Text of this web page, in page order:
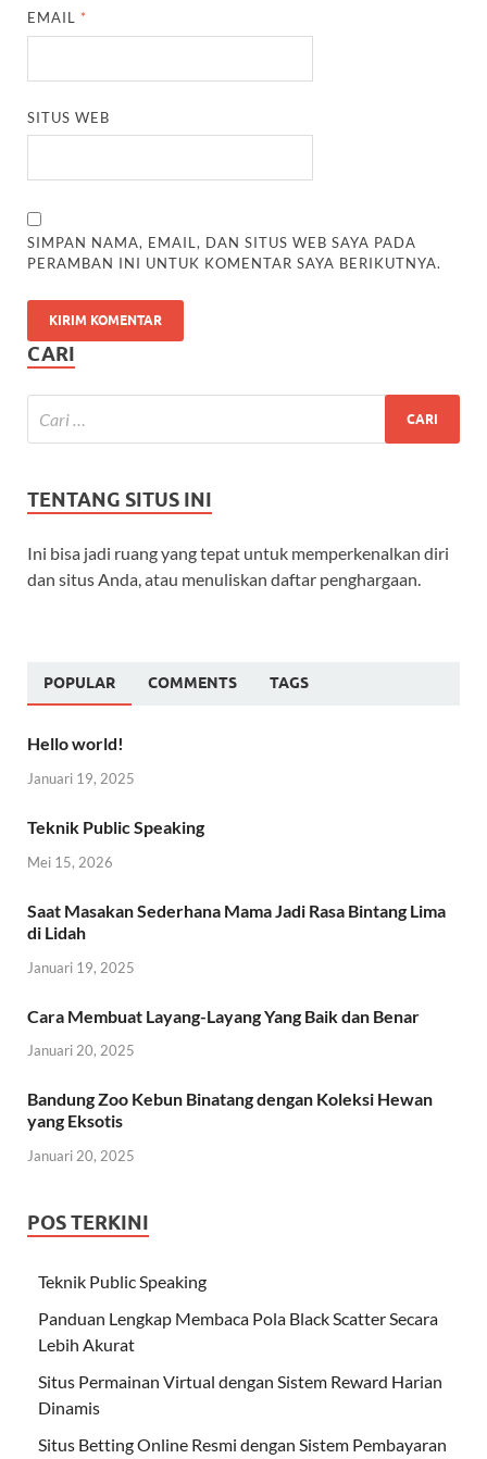
EMAIL *
SITUS WEB
SIMPAN NAMA, EMAIL, DAN SITUS WEB SAYA PADA
PERAMBAN INI UNTUK KOMENTAR SAYA BERIKUTNYA.
CARI
TENTANG SITUS INI
Ini bisa jadi ruang yang tepat untuk memperkenalkan diri
dan situs Anda, atau menuliskan daftar penghargaan.
POPULAR COMMENTS TAGS
Hello world!
Januari 19, 2025
Teknik Public Speaking
Mei 15, 2026
Saat Masakan Sederhana Mama Jadi Rasa Bintang Lima
di Lidah
Januari 19, 2025
Cara Membuat Layang-Layang Yang Baik dan Benar
Januari 20, 2025
Bandung Zoo Kebun Binatang dengan Koleksi Hewan
yang Eksotis
Januari 20, 2025
POS TERKINI
Teknik Public Speaking
Panduan Lengkap Membaca Pola Black Scatter Secara
Lebih Akurat
Situs Permainan Virtual dengan Sistem Reward Harian
Dinamis
Situs Betting Online Resmi dengan Sistem Pembayaran